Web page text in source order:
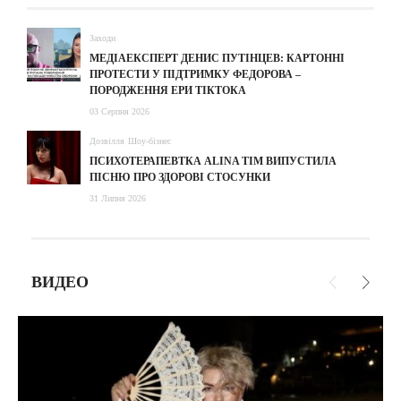
Заходи
МЕДІАЕКСПЕРТ ДЕНИС ПУТІНЦЕВ: КАРТОННІ
ПРОТЕСТИ У ПІДТРИМКУ ФЕДОРОВА –
ПОРОДЖЕННЯ ЕРИ ТІКТОКА
03 Серпня 2026
Дозвілля Шоу-бізнес
ПСИХОТЕРАПЕВТКА ALINA TIM ВИПУСТИЛА
ПІСНЮ ПРО ЗДОРОВІ СТОСУНКИ
31 Липня 2026
ВИДЕО